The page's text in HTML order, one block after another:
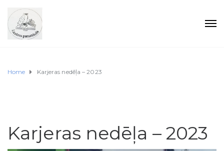
Home Karjeras nedēļa – 2023
Karjeras nedēļa – 2023